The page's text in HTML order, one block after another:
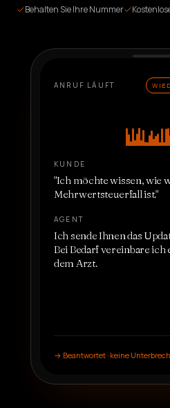
Gastgewerbe &
Vertrieb
Preise
Werden
EINEN
AGENTEN
ERSTELLEN
Behalten Sie Ihre Nummer
ANRUF LÄUFT
KUNDE
"Ich möchte wissen, wie
Mehrwertsteuerfall ist."
AGENT
Ich sende Ihnen das
Bei Bedarf vereinbare
dem Arzt.
→ Beantwortet · keine